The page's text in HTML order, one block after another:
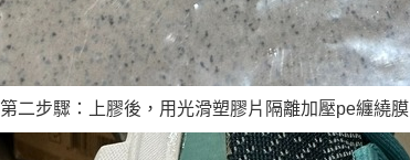
第二步驟：上膠後，用光滑塑膠片隔離加壓pe纏繞膜